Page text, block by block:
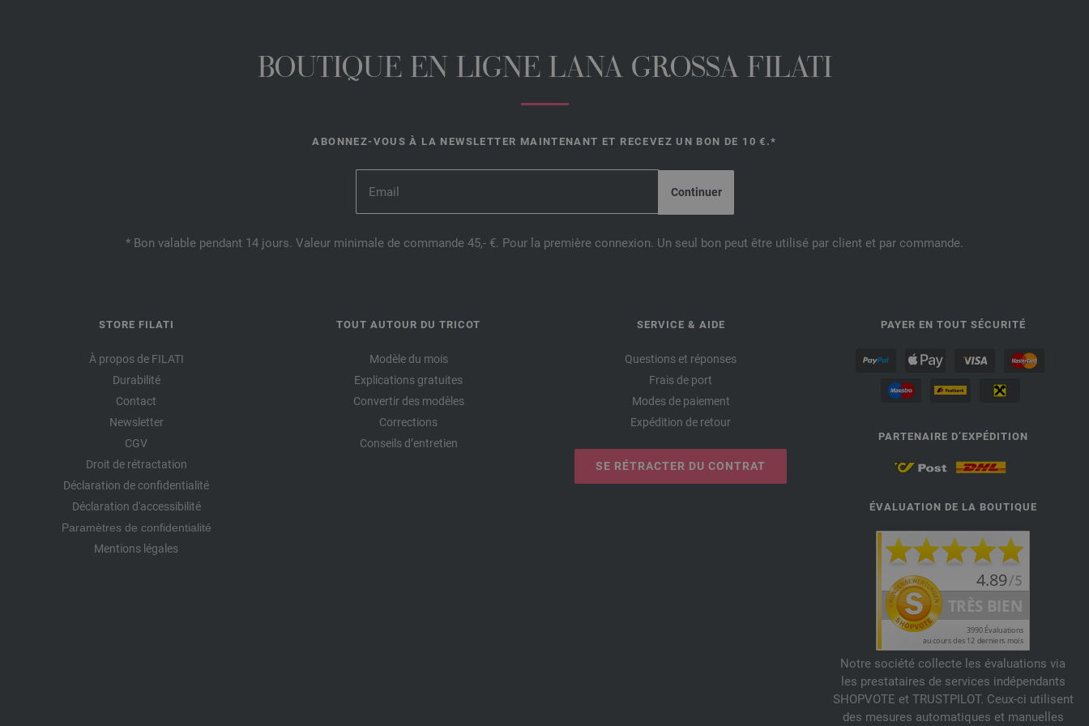
BOUTIQUE EN LIGNE LANA GROSSA FILATI
ABONNEZ-VOUS À LA NEWSLETTER MAINTENANT ET RECEVEZ UN BON DE 10 €.*
* Bon valable pendant 14 jours. Valeur minimale de commande 45,- €. Pour la première connexion. Un seul bon peut être utilisé par client et par commande.
STORE FILATI
À propos de FILATI
Durabilité
Contact
Newsletter
CGV
Droit de rétractation
Déclaration de confidentialité
Déclaration d'accessibilité
Paramètres de confidentialité
Mentions légales
TOUT AUTOUR DU TRICOT
Modèle du mois
Explications gratuites
Convertir des modèles
Corrections
Conseils d’entretien
SERVICE & AIDE
Questions et réponses
Frais de port
Modes de paiement
Expédition de retour
SE RÉTRACTER DU CONTRAT
PAYER EN TOUT SÉCURITÉ
PARTENAIRE D’EXPÉDITION
ÉVALUATION DE LA BOUTIQUE
Notre société collecte les évaluations via
les prestataires de services indépendants
SHOPVOTE et TRUSTPILOT. Ceux-ci utilisent
des mesures automatiques et manuelles